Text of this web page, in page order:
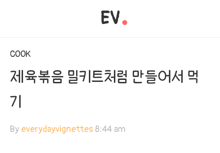
EV
COOK
제육볶음 밀키트처럼 만들어서 먹
기
By everydayvignettes 8:44 am